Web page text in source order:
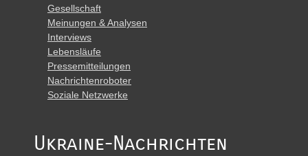
Gesellschaft
Meinungen & Analysen
Interviews
Lebensläufe
Pressemitteilungen
Nachrichtenroboter
Soziale Netzwerke
Ukraine-Nachrichten